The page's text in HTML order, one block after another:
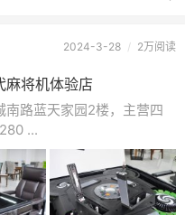
2024-3-28 / 2万阅读
麻将机体验店
路蓝天家园2楼，主营四
...